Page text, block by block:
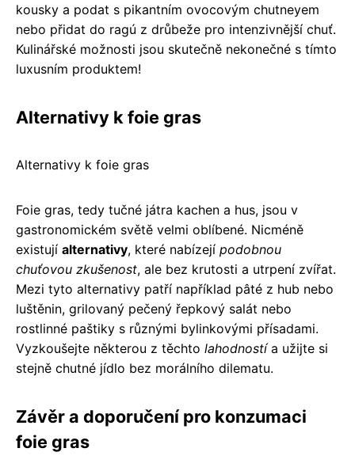
kousky a podat s pikantním ovocovým chutneyem
nebo přidat do ragú z drůbeže pro intenzivnější chuť.
Kulinářské možnosti jsou skutečně nekonečné s tímto
luxusním produktem!
Alternativy k foie gras
Alternativy k foie gras
Foie gras, tedy tučné játra kachen a hus, jsou v
gastronomickém světě velmi oblíbené. Nicméně
existují alternativy, které nabízejí podobnou
chuťovou zkušenost, ale bez krutosti a utrpení zvířat.
Mezi tyto alternativy patří například pâté z hub nebo
luštěnin, grilovaný pečený řepkový salát nebo
rostlinné paštiky s různými bylinkovými přísadami.
Vyzkoušejte některou z těchto lahodnostía užijte si
stejně chutné jídlo bez morálního dilematu.
Závěr a doporučení pro konzumaci
foie gras